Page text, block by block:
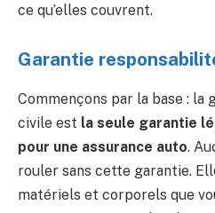
ce qu’elles couvrent.
Garantie
Commençons par la base :
civile est la seule garantie
pour une assurance auto.
rouler sans cette garantie.
matériels et corporels que